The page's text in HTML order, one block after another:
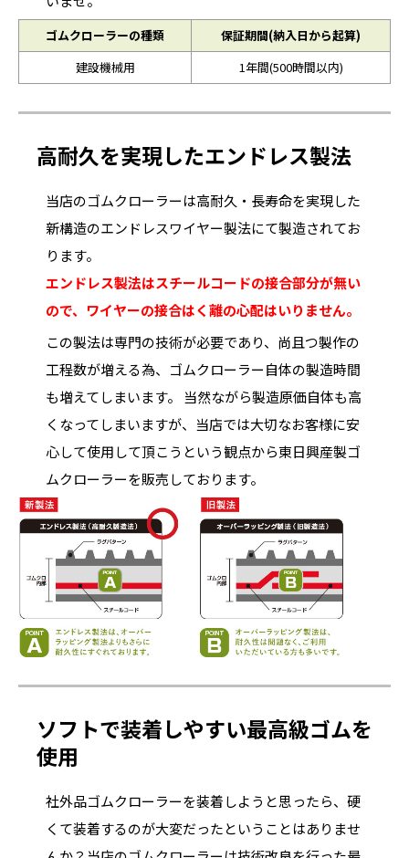
ゴムクローラーの種類
保証期間(納入日から起算)
建設機械用
1年間(500時間以内)
高耐久を実現したエンドレス製法
当店のゴムクローラーは高耐久・長寿命を実現した
新構造のエンドレスワイヤー製法にて製造されてお
ります。
エンドレス製法はスチールコードの接合部分が無い
ので、ワイヤーの接合はく離の心配はいりません。
この製法は専門の技術が必要であり、尚且つ製作の
工程数が増える為、ゴムクローラー自体の製造時間
も増えてしまいます。 当然ながら製造原価自体も高
くなってしまいますが、当店では大切なお客様に安
心して使用して頂こうという観点から東日興産製ゴ
ムクローラーを販売しております。
ソフトで装着しやすい最高級ゴムを
使用
社外品ゴムクローラーを装着しようと思ったら、硬
くて装着するのが大変だったということはありませ